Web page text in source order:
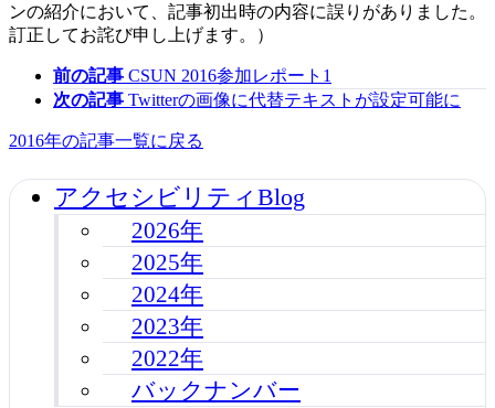
ンの紹介において、記事初出時の内容に誤りがありました。
訂正してお詫び申し上げます。）
前の記事 CSUN 2016参加レポート1
次の記事 Twitterの画像に代替テキストが設定可能に
2016年の記事一覧に戻る
アクセシビリティBlog
2026年
2025年
2024年
2023年
2022年
バックナンバー